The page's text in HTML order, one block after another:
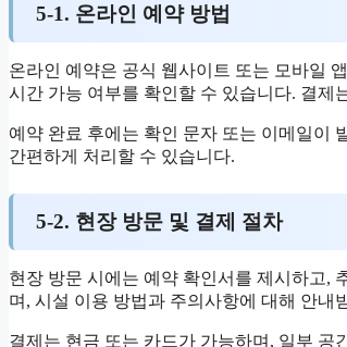
5-1. 온라인 예약 방법
온라인 예약은 공식 웹사이트 또는 모바일
시간 가능 여부를 확인할 수 있습니다. 결제
예약 완료 후에는 확인 문자 또는 이메일이
간편하게 처리할 수 있습니다.
5-2. 현장 방문 및 결제 절차
현장 방문 시에는 예약 확인서를 제시하고,
며, 시설 이용 방법과 주의사항에 대해 안내
결제는 현금 또는 카드가 가능하며, 일부 공